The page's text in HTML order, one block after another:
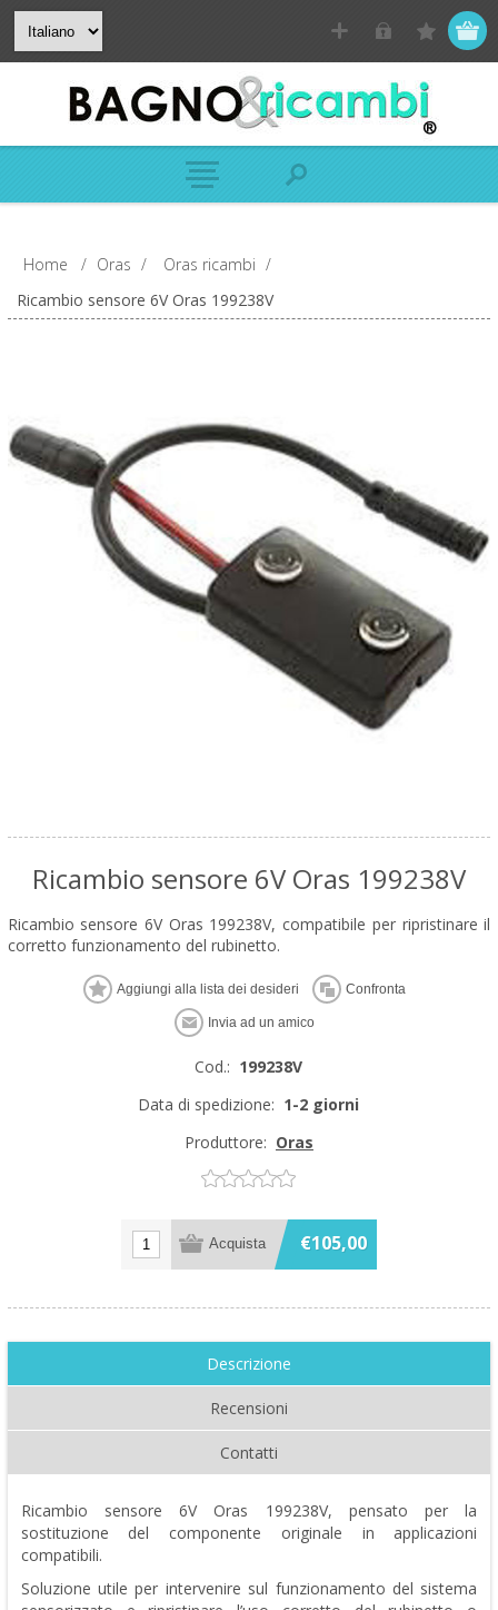
Home / Oras / Oras ricambi /
Ricambio sensore 6V Oras 199238V
Ricambio sensore 6V Oras 199238V
Ricambio sensore 6V Oras 199238V, compatibile per ripristinare il
corretto funzionamento del rubinetto.
Cod.: 199238V
Data di spedizione: 1-2 giorni
Produttore: Oras
€105,00
Descrizione
Recensioni
Contatti
Ricambio sensore 6V Oras 199238V, pensato per la
sostituzione del componente originale in applicazioni
compatibili.
Soluzione utile per intervenire sul funzionamento del sistema